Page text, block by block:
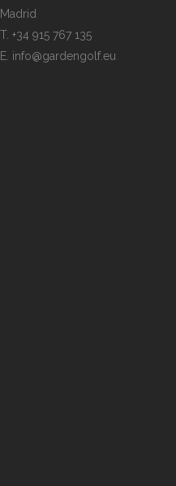
Madrid
T. +34 915 767 135
E. info@gardengolf.eu